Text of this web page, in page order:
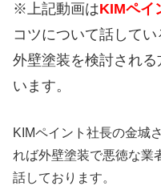
※上記動画はKIMペイ
コツについて話してい
外壁塗装を検討され
います。
KIMペイント社長の金城
れば外壁塗装で悪徳な業
話しております。